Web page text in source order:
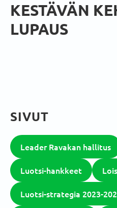
KESTÄVÄN
LUPAUS
SIVUT
Leader Ravakan hallitus
Luotsi-hankkeet
Luotsi-strategia 2023-